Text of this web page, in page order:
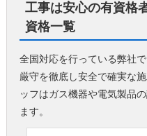
工事は安心の有資格
資格一覧
全国対応を行っている弊社
厳守を徹底し安全で確実な
ッフはガス機器や電気製品
ます。